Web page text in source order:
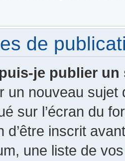
de
je publier
un nouveau
sur l’écran du
d’être inscrit
une liste de